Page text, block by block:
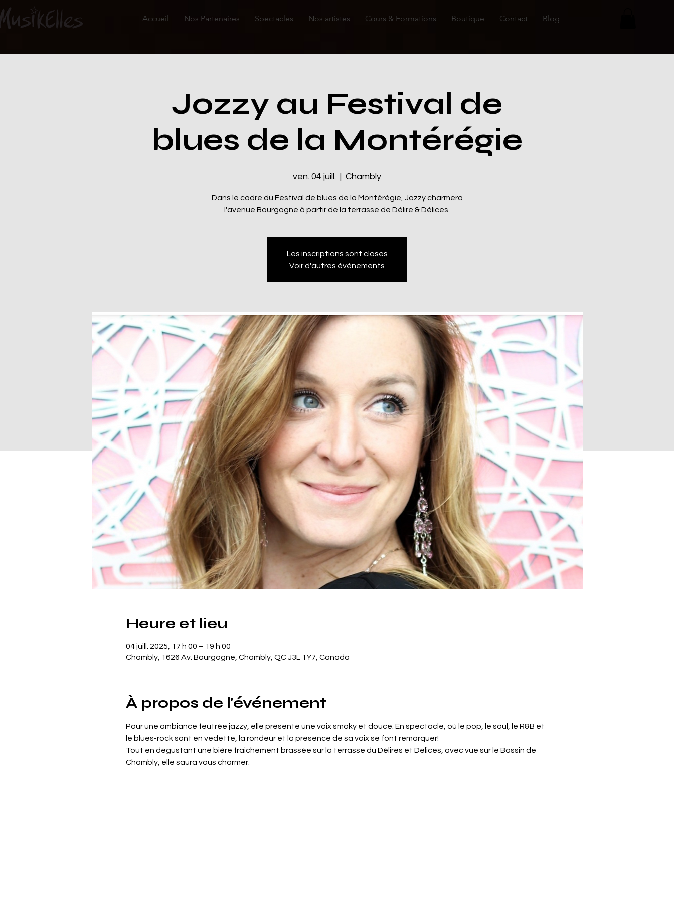
Accueil Nos Partenaires Spectacles Nos artistes Cours & Formations Boutique Contact Blog
Jozzy au Festival de
blues de la Montérégie
ven. 04 juill.
  |
Chambly
Dans le cadre du Festival de blues de la Montérégie, Jozzy charmera
l'avenue Bourgogne à partir de la terrasse de Délire & Délices.
Les inscriptions sont closes
Voir d'autres événements
Heure et lieu
04 juill. 2025, 17 h 00 – 19 h 00
Chambly, 1626 Av. Bourgogne, Chambly, QC J3L 1Y7, Canada
À propos de l'événement
Pour une ambiance feutrée jazzy, elle présente une voix smoky et douce. En spectacle, où le pop, le soul, le R&B et
le blues-rock sont en vedette, la rondeur et la présence de sa voix se font remarquer!
Tout en dégustant une bière fraichement brassée sur la terrasse du Délires et Délices, avec vue sur le Bassin de
Chambly, elle saura vous charmer.